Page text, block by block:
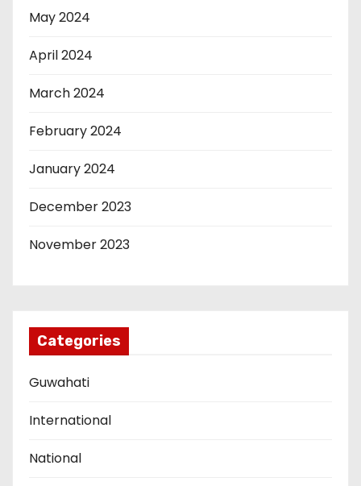
May 2024
April 2024
March 2024
February 2024
January 2024
December 2023
November 2023
Categories
Guwahati
International
National